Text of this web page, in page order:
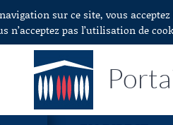
sur ce site, vous
n’acceptez pas l’utilisation de